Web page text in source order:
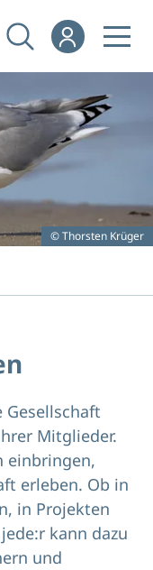
© Thorsten Krüger
Mitglieder.
einbringen,
erleben. Ob in
in Projekten
kann dazu
und